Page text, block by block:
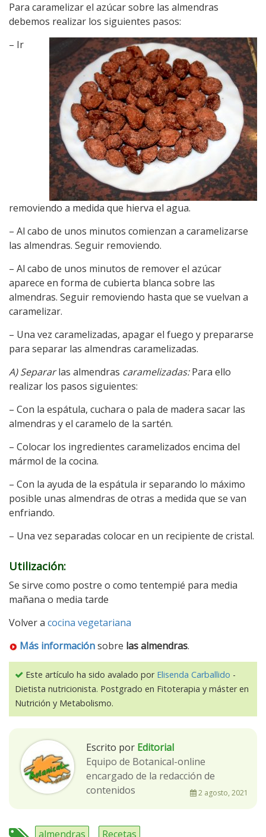
Para caramelizar el azúcar sobre las almendras
debemos realizar los siguientes pasos:
– Ir
removiendo a medida que hierva el agua.
– Al cabo de unos minutos comienzan a caramelizarse
las almendras. Seguir removiendo.
– Al cabo de unos minutos de remover el azúcar
aparece en forma de cubierta blanca sobre las
almendras. Seguir removiendo hasta que se vuelvan a
caramelizar.
– Una vez caramelizadas, apagar el fuego y prepararse
para separar las almendras caramelizadas.
A) Separarlas almendras caramelizadas:Para ello
realizar los pasos siguientes:
– Con la espátula, cuchara o pala de madera sacar las
almendras y el caramelo de la sartén.
– Colocar los ingredientes caramelizados encima del
mármol de la cocina.
– Con la ayuda de la espátula ir separando lo máximo
posible unas almendras de otras a medida que se van
enfriando.
– Una vez separadas colocar en un recipiente de cristal.
Utilización:
Se sirve como postre o como tentempié para media
mañana o media tarde
Volver a cocina vegetariana
Más informaciónsobre las almendras.
Este artículo ha sido avalado por Elisenda Carballido -
Dietista nutricionista. Postgrado en Fitoterapia y máster en
Nutrición y Metabolismo.
Escrito por Editorial
Equipo de Botanical-online
encargado de la redacción de
contenidos
2 agosto, 2021
almendras Recetas